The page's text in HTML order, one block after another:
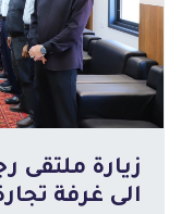
زيارة ملتقى
الى غرفة